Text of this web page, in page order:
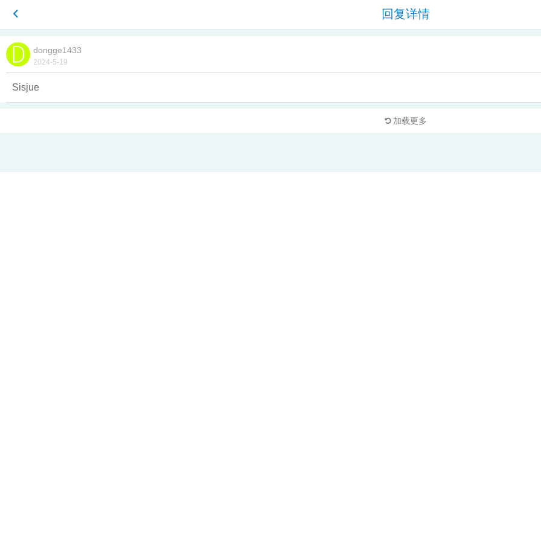
回复详情
dongge1433
2024-5-19
Sisjue
加载更多